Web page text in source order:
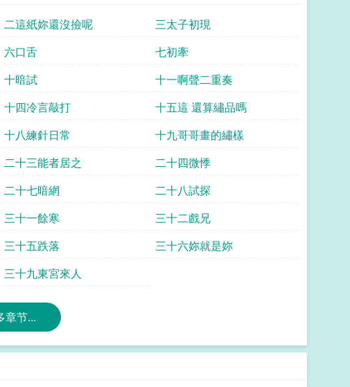
二這紙妳還沒撿呢
三太子初現
六口舌
七初牽
十暗試
十一啊聲二重奏
十四冷言敲打
十五這 還算繡品嗎
十八練針日常
十九哥哥畫的繡樣
二十三能者居之
二十四微悸
二十七暗網
二十八試探
三十一餘寒
三十二戲兄
三十五跌落
三十六妳就是妳
三十九東宮來人
章节...